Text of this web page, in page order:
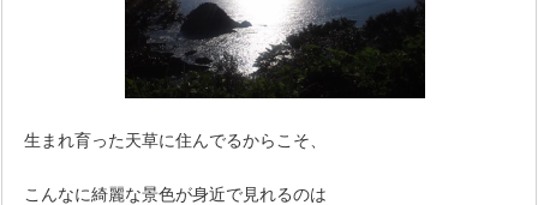
生まれ育った天草に住んでるからこそ、
こんなに綺麗な景色が身近で見れるのは